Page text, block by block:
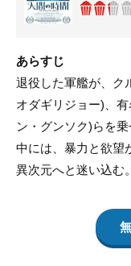
あらすじ
退役した軍艦が、ク
オダギリジョー)、
ン・グンソク)らを
中には、暴力と欲望
異次元へと迷い込む。